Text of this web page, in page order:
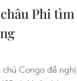
Phi
Congo đề